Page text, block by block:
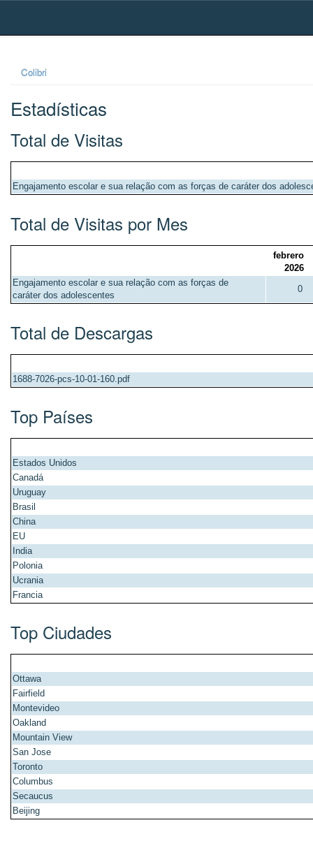
Skip
Colibri
Estadísticas
Total de Visitas
Engajamento escolar e sua relação com as forças de caráter dos
Total de Visitas por Mes
febrero
2026
Engajamento escolar e sua relação com as forças de
caráter dos adolescentes
0
Total de Descargas
1688-7026-pcs-10-01-160.pdf
Top Países
Estados Unidos
Canadá
Uruguay
Brasil
China
EU
India
Polonia
Ucrania
Francia
Top Ciudades
Ottawa
Fairfield
Montevideo
Oakland
Mountain View
San Jose
Toronto
Columbus
Secaucus
Beijing